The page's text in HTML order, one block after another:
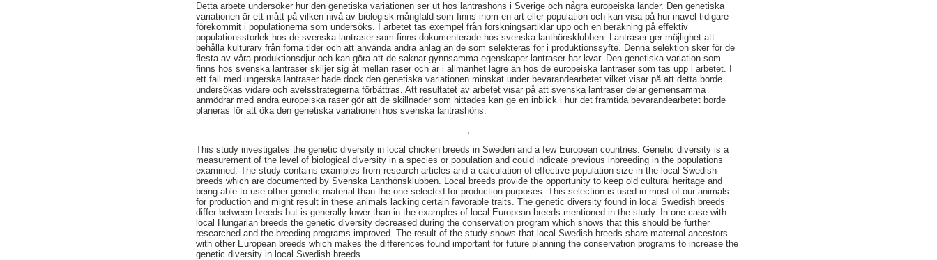
Detta arbete undersöker hur den genetiska variationen ser ut hos lantrashöns i Sverige och några europeiska länder. Den genetiska
variationen är ett mått på vilken nivå av biologisk mångfald som finns inom en art eller population och kan visa på hur inavel tidigare
förekommit i populationerna som undersöks. I arbetet tas exempel från forskningsartiklar upp och en beräkning på effektiv
populationsstorlek hos de svenska lantraser som finns dokumenterade hos svenska lanthönsklubben. Lantraser ger möjlighet att
behålla kulturarv från forna tider och att använda andra anlag än de som selekteras för i produktionssyfte. Denna selektion sker för de
flesta av våra produktionsdjur och kan göra att de saknar gynnsamma egenskaper lantraser har kvar. Den genetiska variation som
finns hos svenska lantraser skiljer sig åt mellan raser och är i allmänhet lägre än hos de europeiska lantraser som tas upp i arbetet. I
ett fall med ungerska lantraser hade dock den genetiska variationen minskat under bevarandearbetet vilket visar på att detta borde
undersökas vidare och avelsstrategierna förbättras. Att resultatet av arbetet visar på att svenska lantraser delar gemensamma
anmödrar med andra europeiska raser gör att de skillnader som hittades kan ge en inblick i hur det framtida bevarandearbetet borde
planeras för att öka den genetiska variationen hos svenska lantrashöns.
This study investigates the genetic diversity in local chicken breeds in Sweden and a few European countries. Genetic diversity is a
measurement of the level of biological diversity in a species or population and could indicate previous inbreeding in the populations
examined. The study contains examples from research articles and a calculation of effective population size in the local Swedish
breeds which are documented by Svenska Lanthönsklubben. Local breeds provide the opportunity to keep old cultural heritage and
being able to use other genetic material than the one selected for production purposes. This selection is used in most of our animals
for production and might result in these animals lacking certain favorable traits. The genetic diversity found in local Swedish breeds
differ between breeds but is generally lower than in the examples of local European breeds mentioned in the study. In one case with
local Hungarian breeds the genetic diversity decreased during the conservation program which shows that this should be further
researched and the breeding programs improved. The result of the study shows that local Swedish breeds share maternal ancestors
with other European breeds which makes the differences found important for future planning the conservation programs to increase the
genetic diversity in local Swedish breeds.